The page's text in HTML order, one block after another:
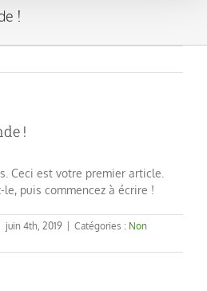
!
!
Ceci est votre premier article.
puis commencez à écrire !
juin 4th, 2019 Catégories : Non